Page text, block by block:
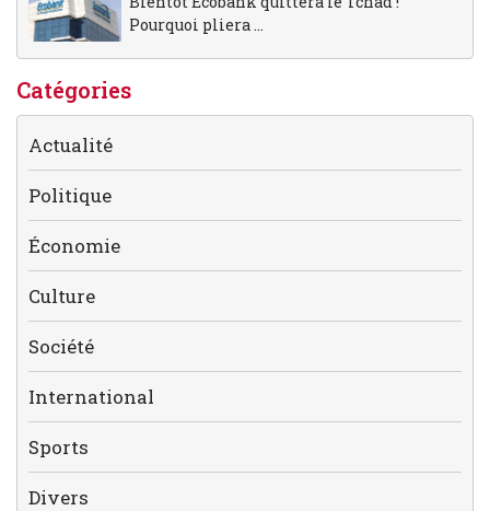
Pourquoi pliera ...
Catégories
Actualité
Politique
Économie
Culture
Société
International
Sports
Divers